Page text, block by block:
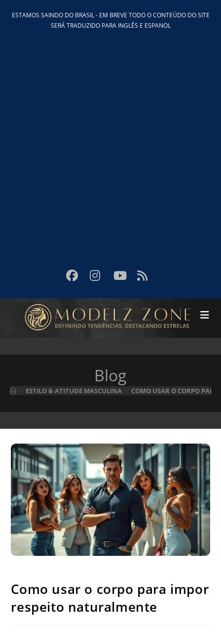
paraESTAMOS SAINDO DO BRASIL - EM BREVE TODO O CONTEÚDO DO SITE
SERÁ TRADUZIDO PARA INGLÊS E ESPANOL
Blog
ESTILO & ATITUDE MASCULINA COMO USAR O CORPO
Como usar o corpo para impor
respeito naturalmente